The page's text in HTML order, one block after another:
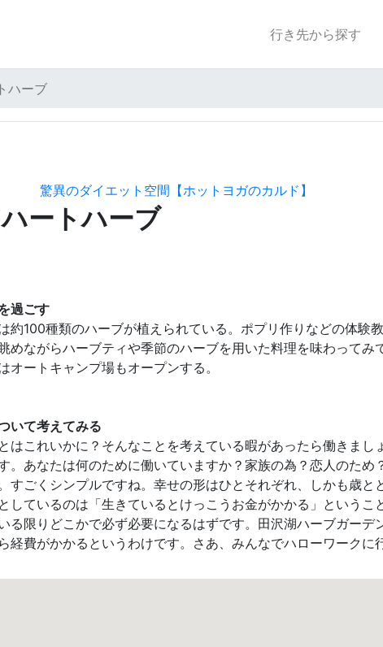
行き先から探す
ハーブ
驚異のダイエット空間【ホットヨガのカルド】
ートハーブ
過ごす
約100種類のハーブが植えられている。ポプリ作りなどの体験
めながらハーブティや季節のハーブを用いた料理を味わってみ
ートキャンプ場もオープンする。
いて考えてみる
はこれいかに？そんなことを考えている暇があったら働きまし
。あなたは何のために働いていますか？家族の為？恋人のため
すごくシンプルですね。幸せの形はひとそれぞれ、しかも歳と
しているのは「生きているとけっこうお金がかかる」というこ
限りどこかで必ず必要になるはずです。田沢湖ハーブガーデ
費がかかるというわけです。さあ、みんなでハローワークに